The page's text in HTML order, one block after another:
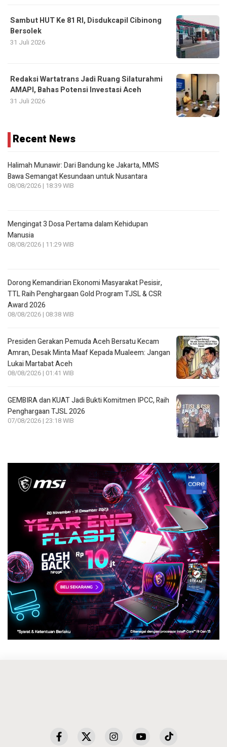
Sambut HUT Ke 81 RI, Disdukcapil Cibinong
Bersolek
31 Juli 2026
Redaksi Wartatrans Jadi Ruang Silaturahmi
AMAPI, Bahas Potensi Investasi Aceh
31 Juli 2026
Recent News
Halimah Munawir: Dari Bandung ke Jakarta, MMS
Bawa Semangat Kesundaan untuk Nusantara
08/08/2026 | 18:39 WIB
Mengingat 3 Dosa Pertama dalam Kehidupan
Manusia
08/08/2026 | 11:29 WIB
Dorong Kemandirian Ekonomi Masyarakat Pesisir,
TTL Raih Penghargaan Gold Program TJSL & CSR
Award 2026
08/08/2026 | 08:38 WIB
Presiden Gerakan Pemuda Aceh Bersatu Kecam
Amran, Desak Minta Maaf Kepada Mualeem: Jangan
Lukai Martabat Aceh
08/08/2026 | 01:41 WIB
GEMBIRA dan KUAT Jadi Bukti Komitmen IPCC, Raih
Penghargaan TJSL 2026
07/08/2026 | 23:18 WIB